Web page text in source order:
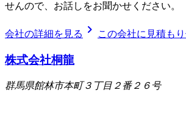
せんので、お話しをお聞かせください。
会社の詳細を見る chevron_right この会社に見積も
株式会社桐龍
群馬県館林市本町３丁目２番２６号